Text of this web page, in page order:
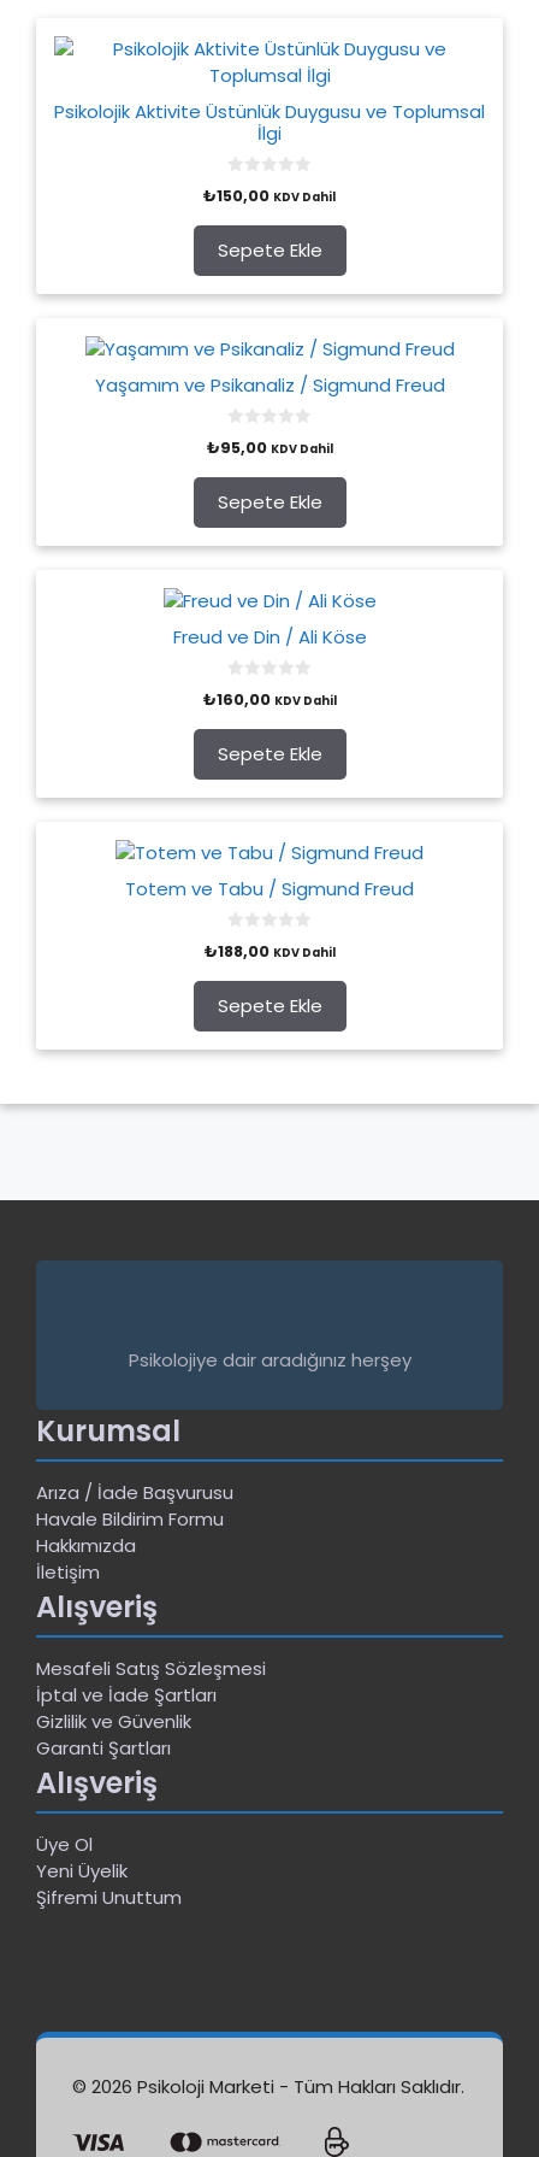
Psikolojik Aktivite Üstünlük Duygusu ve Toplumsal
İlgi
0
o
t
o
f
5
₺150,00 KDV Dahil
Sepete Ekle
Yaşamım ve Psikanaliz / Sigmund Freud
o
t
o
f
5
₺95,00 KDV Dahil
Sepete Ekle
Freud ve Din / Ali Köse
o
t
o
f
5
₺160,00 KDV Dahil
Sepete Ekle
Totem ve Tabu / Sigmund Freud
o
t
o
f
5
₺188,00 KDV Dahil
Sepete Ekle
Psikolojiye dair aradığınız herşey
Kurumsal
Arıza / İade Başvurusu
Havale Bildirim Formu
Hakkımızda
İletişim
Alışveriş
Mesafeli Satış Sözleşmesi
İptal ve İade Şartları
Gizlilik ve Güvenlik
Garanti Şartları
Alışveriş
Üye Ol
Yeni Üyelik
Şifremi Unuttum
© 2026 Psikoloji Marketi - Tüm Hakları Saklıdır.